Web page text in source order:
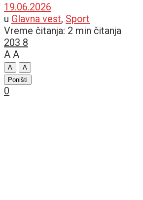
19.06.2026
u Glavna vest, Sport
Vreme čitanja: 2 min čitanja
203 8
A A
A
A
Poništi
0